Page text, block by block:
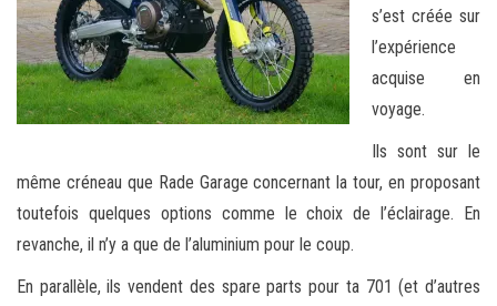
s’est créée sur
l’expérience
acquise en
voyage.
Ils sont sur le
même créneau que Rade Garage concernant la tour, en proposant
toutefois quelques options comme le choix de l’éclairage. En
revanche, il n’y a que de l’aluminium pour le coup.
En parallèle, ils vendent des spare parts pour ta 701 (et d’autres